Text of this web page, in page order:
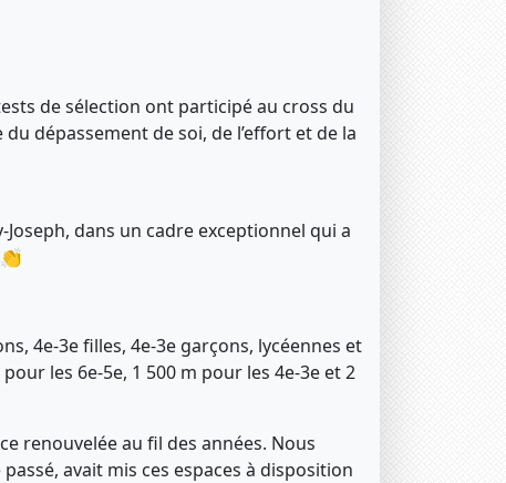
de sélection ont participé au cross du
dépassement de soi, de l’effort et de la
Joseph, dans un cadre exceptionnel qui a
4e-3e filles, 4e-3e garçons, lycéennes et
les 6e-5e, 1 500 m pour les 4e-3e et 2
renouvelée au fil des années. Nous
avait mis ces espaces à disposition